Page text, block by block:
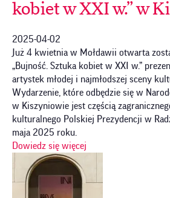
kobiet w XXI w.” w
2025-04-02
Już 4 kwietnia w Mołdawii otwarta
„Bujność. Sztuka kobiet w XXI w.”
artystek młodej i najmłodszej sceny
Wydarzenie, które odbędzie się w
w Kiszyniowie jest częścią
kulturalnego Polskiej Prezydencji w
maja 2025 roku.
Dowiedz się więcej